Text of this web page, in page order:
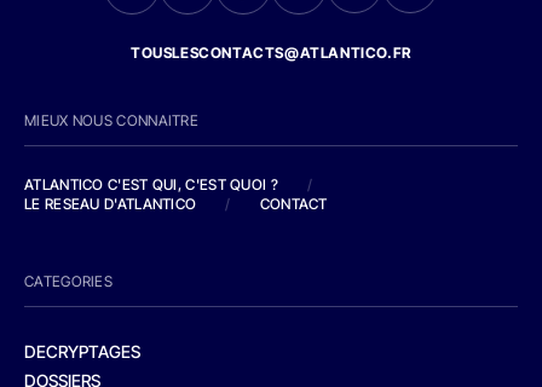
TOUSLESCONTACTS@ATLANTICO.FR
MIEUX NOUS CONNAITRE
ATLANTICO C'EST QUI, C'EST QUOI ?
/
LE RESEAU D'ATLANTICO
/ CONTACT
CATEGORIES
DECRYPTAGES
DOSSIERS